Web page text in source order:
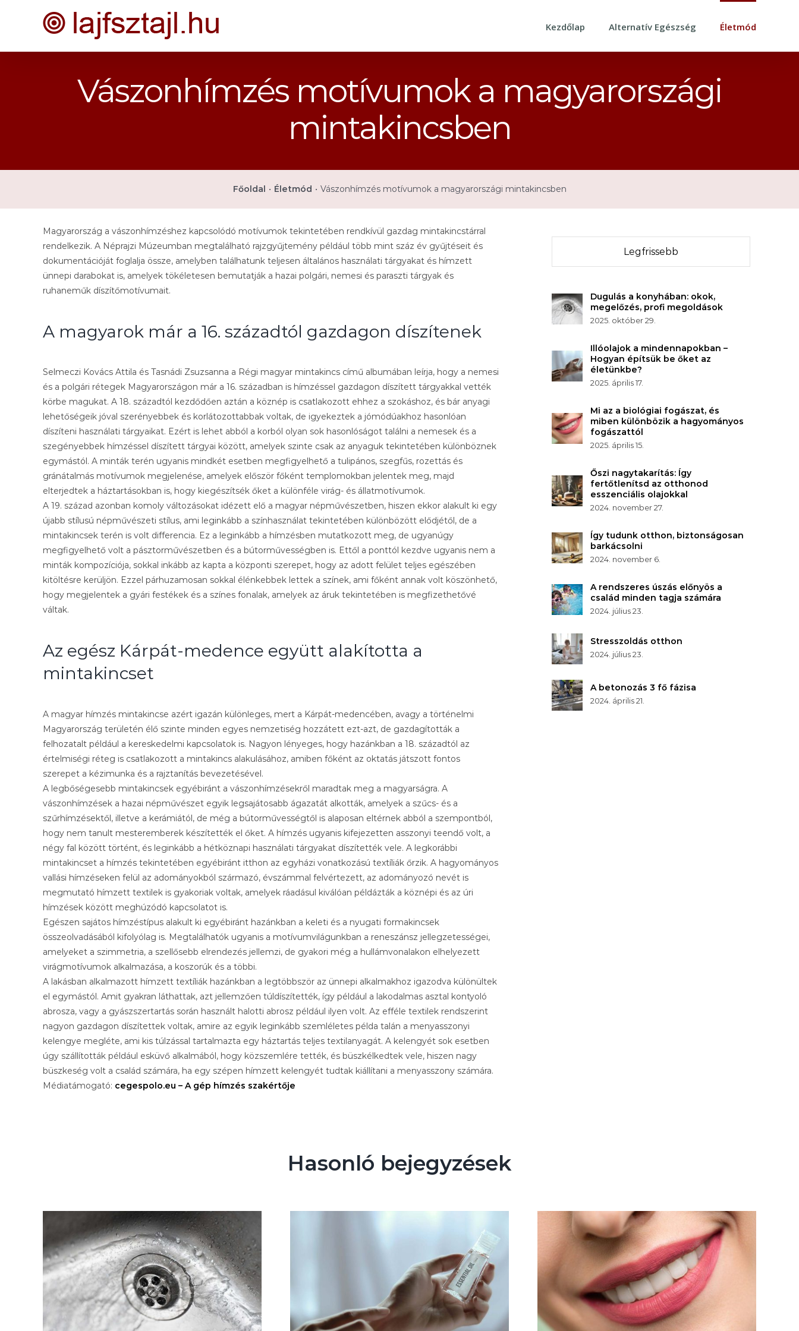
Kezdőlap Alternatív Egészség Életmód
Vászonhímzés motívumok a magyarországi
mintakincsben
Főoldal • Életmód • Vászonhímzés motívumok a magyarországi mintakincsben
Magyarország a vászonhímzéshez kapcsolódó motívumok tekintetében rendkívül gazdag mintakincstárral
rendelkezik. A Néprajzi Múzeumban megtalálható rajzgyűjtemény például több mint száz év gyűjtéseit és
dokumentációját foglalja össze, amelyben találhatunk teljesen általános használati tárgyakat és hímzett
ünnepi darabokat is, amelyek tökéletesen bemutatják a hazai polgári, nemesi és paraszti tárgyak és
ruhaneműk díszítőmotívumait.
A magyarok már a 16. századtól gazdagon díszítenek
Selmeczi Kovács Attila és Tasnádi Zsuzsanna a Régi magyar mintakincs című albumában leírja, hogy a nemesi
és a polgári rétegek Magyarországon már a 16. században is hímzéssel gazdagon díszített tárgyakkal vették
körbe magukat. A 18. századtól kezdődően aztán a köznép is csatlakozott ehhez a szokáshoz, és bár anyagi
lehetőségeik jóval szerényebbek és korlátozottabbak voltak, de igyekeztek a jómódúakhoz hasonlóan
díszíteni használati tárgyaikat. Ezért is lehet abból a korból olyan sok hasonlóságot találni a nemesek és a
szegényebbek hímzéssel díszített tárgyai között, amelyek szinte csak az anyaguk tekintetében különböznek
egymástól. A minták terén ugyanis mindkét esetben megfigyelhető a tulipános, szegfűs, rozettás és
gránátalmás motívumok megjelenése, amelyek először főként templomokban jelentek meg, majd
elterjedtek a háztartásokban is, hogy kiegészítsék őket a különféle virág- és állatmotívumok.
A 19. század azonban komoly változásokat idézett elő a magyar népművészetben, hiszen ekkor alakult ki egy
újabb stílusú népművészeti stílus, ami leginkább a színhasználat tekintetében különbözött elődjétől, de a
mintakincsek terén is volt differencia. Ez a leginkább a hímzésben mutatkozott meg, de ugyanúgy
megfigyelhető volt a pásztorművészetben és a bútorművességben is. Ettől a ponttól kezdve ugyanis nem a
minták kompozíciója, sokkal inkább az kapta a központi szerepet, hogy az adott felület teljes egészében
kitöltésre kerüljön. Ezzel párhuzamosan sokkal élénkebbek lettek a színek, ami főként annak volt köszönhető,
hogy megjelentek a gyári festékek és a színes fonalak, amelyek az áruk tekintetében is megfizethetővé
váltak.
Az egész Kárpát-medence együtt alakította a
mintakincset
A magyar hímzés mintakincse azért igazán különleges, mert a Kárpát-medencében, avagy a történelmi
Magyarország területén élő szinte minden egyes nemzetiség hozzátett ezt-azt, de gazdagították a
felhozatalt például a kereskedelmi kapcsolatok is. Nagyon lényeges, hogy hazánkban a 18. századtól az
értelmiségi réteg is csatlakozott a mintakincs alakulásához, amiben főként az oktatás játszott fontos
szerepet a kézimunka és a rajztanítás bevezetésével.
A legbőségesebb mintakincsek egyébiránt a vászonhímzésekről maradtak meg a magyarságra. A
vászonhímzések a hazai népművészet egyik legsajátosabb ágazatát alkották, amelyek a szűcs- és a
szűrhímzésektől, illetve a kerámiától, de még a bútorművességtől is alaposan eltérnek abból a szempontból,
hogy nem tanult mesteremberek készítették el őket. A hímzés ugyanis kifejezetten asszonyi teendő volt, a
négy fal között történt, és leginkább a hétköznapi használati tárgyakat díszítették vele. A legkorábbi
mintakincset a hímzés tekintetében egyébiránt itthon az egyházi vonatkozású textíliák őrzik. A hagyományos
vallási hímzéseken felül az adományokból származó, évszámmal felvértezett, az adományozó nevét is
megmutató hímzett textilek is gyakoriak voltak, amelyek ráadásul kiválóan példázták a köznépi és az úri
hímzések között meghúzódó kapcsolatot is.
Egészen sajátos hímzéstípus alakult ki egyébiránt hazánkban a keleti és a nyugati formakincsek
összeolvadásából kifolyólag is. Megtalálhatók ugyanis a motívumvilágunkban a reneszánsz jellegzetességei,
amelyeket a szimmetria, a szellősebb elrendezés jellemzi, de gyakori még a hullámvonalakon elhelyezett
virágmotívumok alkalmazása, a koszorúk és a többi.
A lakásban alkalmazott hímzett textíliák hazánkban a legtöbbször az ünnepi alkalmakhoz igazodva különültek
el egymástól. Amit gyakran láthattak, azt jellemzően túldíszítették, így például a lakodalmas asztal kontyoló
abrosza, vagy a gyászszertartás során használt halotti abrosz például ilyen volt. Az efféle textilek rendszerint
nagyon gazdagon díszítettek voltak, amire az egyik leginkább szemléletes példa talán a menyasszonyi
kelengye megléte, ami kis túlzással tartalmazta egy háztartás teljes textilanyagát. A kelengyét sok esetben
úgy szállították például esküvő alkalmából, hogy közszemlére tették, és büszkélkedtek vele, hiszen nagy
büszkeség volt a család számára, ha egy szépen hímzett kelengyét tudtak kiállítani a menyasszony számára.
Médiatámogató: cegespolo.eu – A gép hímzés szakértője
Legfrissebb
Dugulás a konyhában: okok,
megelőzés, profi megoldások
2025. október 29.
Illóolajok a mindennapokban –
Hogyan építsük be őket az
életünkbe?
2025. április 17.
Mi az a biológiai fogászat, és
miben különbözik a hagyományos
fogászattól
2025. április 15.
Őszi nagytakarítás: Így
fertőtlenítsd az otthonod
esszenciális olajokkal
2024. november 27.
Így tudunk otthon, biztonságosan
barkácsolni
2024. november 6.
A rendszeres úszás előnyös a
család minden tagja számára
2024. július 23.
Stresszoldás otthon
2024. július 23.
A betonozás 3 fő fázisa
2024. április 21.
Hasonló bejegyzések